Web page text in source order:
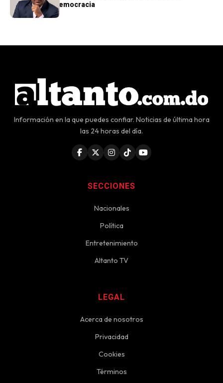
fortalecer la democracia
Información en la que puedes confiar. Noticias de última hora
las 24 horas del día.
SECCIONES
Nacionales
Política
Entretenimiento
Altanto TV
LEGAL
Acerca de nosotros
Privacidad
Cookies
Términos